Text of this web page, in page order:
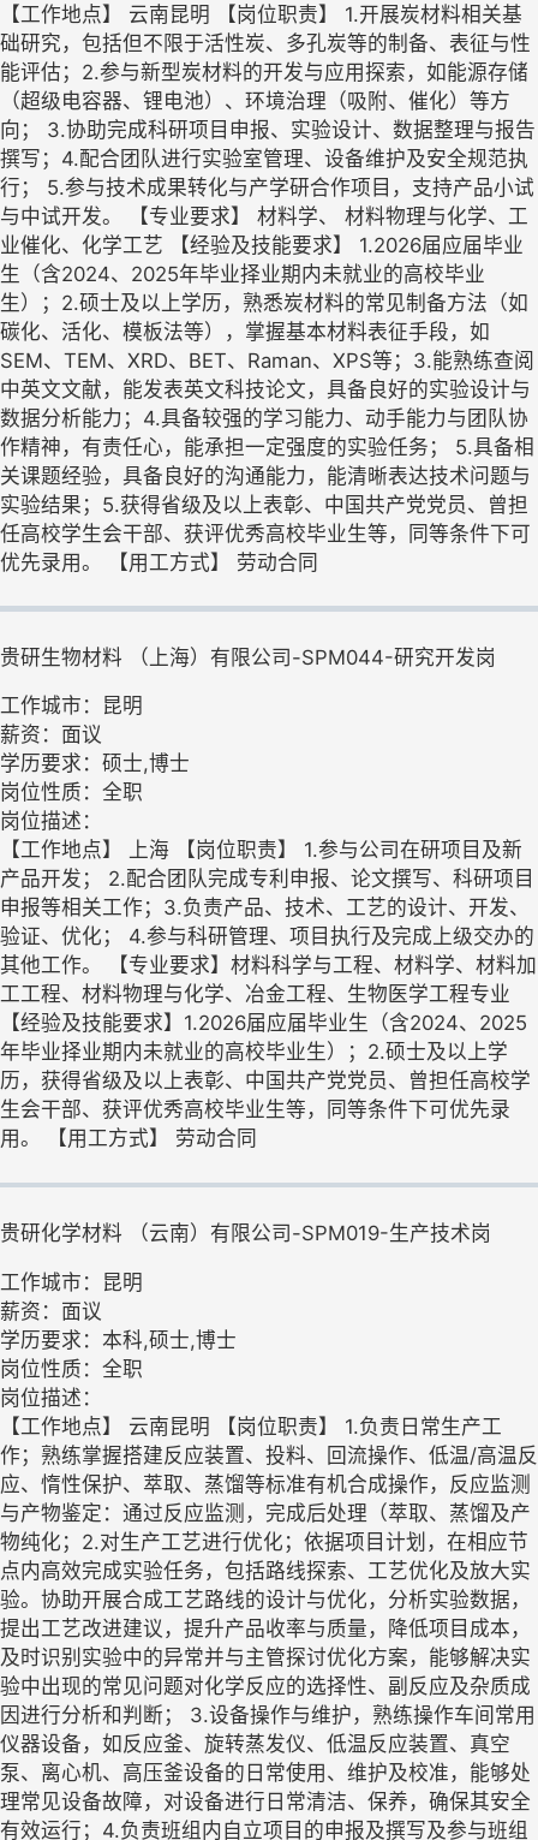
【工作地点】 云南昆明 【岗位职责】 1.开展炭材料相关基
础研究，包括但不限于活性炭、多孔炭等的制备、表征与性
能评估；2.参与新型炭材料的开发与应用探索，如能源存储
（超级电容器、锂电池）、环境治理（吸附、催化）等方
向； 3.协助完成科研项目申报、实验设计、数据整理与报告
撰写；4.配合团队进行实验室管理、设备维护及安全规范执
行； 5.参与技术成果转化与产学研合作项目，支持产品小试
与中试开发。 【专业要求】 材料学、 材料物理与化学、工
业催化、化学工艺 【经验及技能要求】 1.2026届应届毕业
生（含2024、2025年毕业择业期内未就业的高校毕业
生）；2.硕士及以上学历，熟悉炭材料的常见制备方法（如
碳化、活化、模板法等），掌握基本材料表征手段，如
SEM、TEM、XRD、BET、Raman、XPS等；3.能熟练查阅
中英文文献，能发表英文科技论文，具备良好的实验设计与
数据分析能力；4.具备较强的学习能力、动手能力与团队协
作精神，有责任心，能承担一定强度的实验任务； 5.具备相
关课题经验，具备良好的沟通能力，能清晰表达技术问题与
实验结果；5.获得省级及以上表彰、中国共产党党员、曾担
任高校学生会干部、获评优秀高校毕业生等，同等条件下可
优先录用。 【用工方式】 劳动合同
贵研生物材料 （上海）有限公司-SPM044-研究开发岗
工作城市：昆明
薪资：面议
学历要求：硕士,博士
岗位性质：全职
岗位描述：
【工作地点】 上海 【岗位职责】 1.参与公司在研项目及新
产品开发； 2.配合团队完成专利申报、论文撰写、科研项目
申报等相关工作；3.负责产品、技术、工艺的设计、开发、
验证、优化； 4.参与科研管理、项目执行及完成上级交办的
其他工作。 【专业要求】材料科学与工程、材料学、材料加
工工程、材料物理与化学、冶金工程、生物医学工程专业
【经验及技能要求】1.2026届应届毕业生（含2024、2025
年毕业择业期内未就业的高校毕业生）；2.硕士及以上学
历，获得省级及以上表彰、中国共产党党员、曾担任高校学
生会干部、获评优秀高校毕业生等，同等条件下可优先录
用。 【用工方式】 劳动合同
贵研化学材料 （云南）有限公司-SPM019-生产技术岗
工作城市：昆明
薪资：面议
学历要求：本科,硕士,博士
岗位性质：全职
岗位描述：
【工作地点】 云南昆明 【岗位职责】 1.负责日常生产工
作；熟练掌握搭建反应装置、投料、回流操作、低温/高温反
应、惰性保护、萃取、蒸馏等标准有机合成操作，反应监测
与产物鉴定：通过反应监测，完成后处理（萃取、蒸馏及产
物纯化；2.对生产工艺进行优化；依据项目计划，在相应节
点内高效完成实验任务，包括路线探索、工艺优化及放大实
验。协助开展合成工艺路线的设计与优化，分析实验数据，
提出工艺改进建议，提升产品收率与质量，降低项目成本，
及时识别实验中的异常并与主管探讨优化方案，能够解决实
验中出现的常见问题对化学反应的选择性、副反应及杂质成
因进行分析和判断； 3.设备操作与维护，熟练操作车间常用
仪器设备，如反应釜、旋转蒸发仪、低温反应装置、真空
泵、离心机、高压釜设备的日常使用、维护及校准，能够处
理常见设备故障，对设备进行日常清洁、保养，确保其安全
有效运行；4.负责班组内自立项目的申报及撰写及参与班组